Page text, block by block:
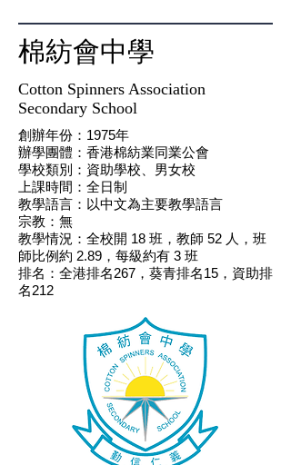
棉紡會中學
Cotton Spinners Association
Secondary School
創辦年份：1975年
辦學團體：香港棉紡業同業公會
學校類別：資助學校、男女校
上課時間：全日制
教學語言：以中文為主要教學語言
​宗教：無
教學情況：全校開 18 班，教師 52 人，班
師比例約 2.89，每級約有 3 班
​排名：全港排名267，葵青排名15，資助排
名212